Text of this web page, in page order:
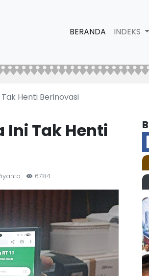
BERANDA INDEKS
Henti Berinovasi
Ini Tak Henti
6784